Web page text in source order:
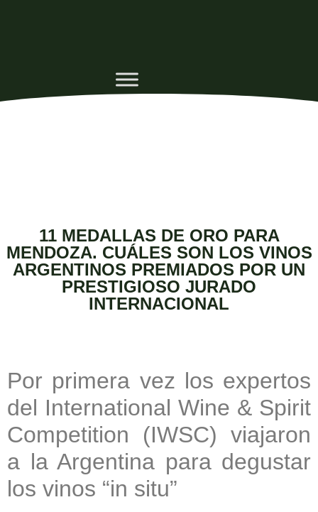
11 MEDALLAS DE ORO PARA
MENDOZA. CUÁLES SON LOS VINOS
ARGENTINOS PREMIADOS POR UN
PRESTIGIOSO JURADO
INTERNACIONAL
Por primera vez los expertos
del International Wine & Spirit
Competition (IWSC) viajaron
a la Argentina para degustar
los vinos “in situ”